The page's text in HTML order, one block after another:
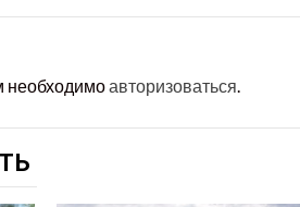
необходимоавторизоваться.